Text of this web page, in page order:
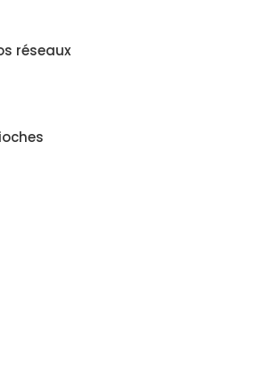
réseaux